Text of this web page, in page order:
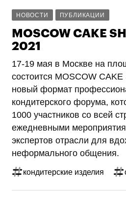
НОВОСТИ ПУБЛИКАЦИИ
MOSCOW CAKE
2021
17-19 мая в Москве на
состоится MOSCOW
новый формат
кондитерского форума,
1000 участников со всей
ежедневными
экспертов отрасли для
неформального общения.
кондитерские изделия